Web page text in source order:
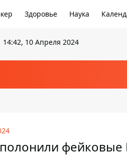
Здоровье Наука
14:42, 10 Апреля 2024